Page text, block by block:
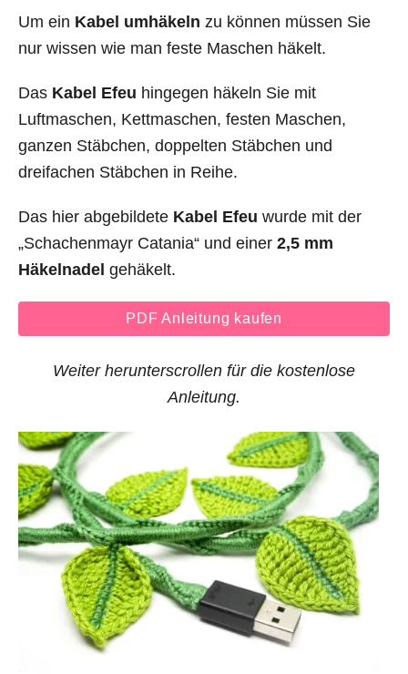
Um ein Kabel umhäkeln zu können müssen Sie
nur wissen wie man feste Maschen häkelt.
Das Kabel Efeu hingegen häkeln Sie mit
Luftmaschen, Kettmaschen, festen Maschen,
ganzen Stäbchen, doppelten Stäbchen und
dreifachen Stäbchen in Reihe.
Das hier abgebildete Kabel Efeu wurde mit der
„Schachenmayr Catania“ und einer 2,5 mm
Häkelnadel gehäkelt.
PDF Anleitung kaufen
Weiter herunterscrollen für die kostenlose
Anleitung.